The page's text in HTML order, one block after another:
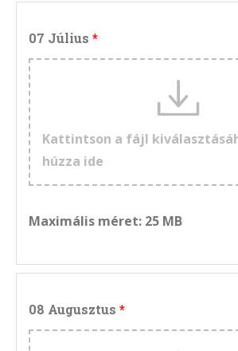
07 Július
Kattintson a fájl
húzza ide
Maximális méret: 25 MB
08 Augusztus